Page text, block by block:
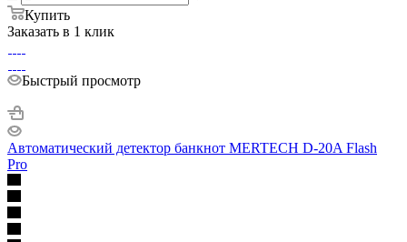
Купить
Заказать в 1 клик
Быстрый просмотр
Автоматический детектор банкнот MERTECH D-20A Flash
Pro